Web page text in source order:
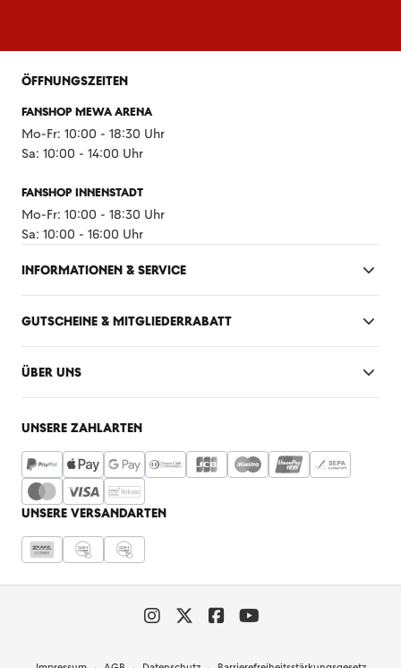
ÖFFNUNGSZEITEN
FANSHOP MEWA ARENA
Mo-Fr: 10:00 - 18:30 Uhr
Sa: 10:00 - 14:00 Uhr
FANSHOP INNENSTADT
Mo-Fr: 10:00 - 18:30 Uhr
Sa: 10:00 - 16:00 Uhr
INFORMATIONEN & SERVICE
GUTSCHEINE & MITGLIEDERRABATT
ÜBER UNS
UNSERE ZAHLARTEN
UNSERE VERSANDARTEN